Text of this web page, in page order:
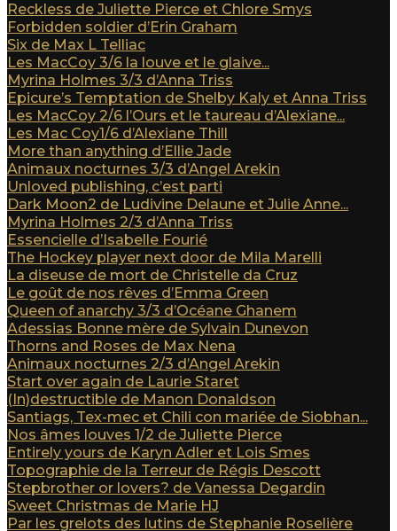
Reckless de Juliette Pierce et Chlore Smys
Forbidden soldier d’Erin Graham
Six de Max L Telliac
Les MacCoy 3/6 la louve et le glaive...
Myrina Holmes 3/3 d’Anna Triss
Epicure’s Temptation de Shelby Kaly et Anna Triss
Les MacCoy 2/6 l’Ours et le taureau d’Alexiane...
Les Mac Coy1/6 d’Alexiane Thill
More than anything d’Ellie Jade
Animaux nocturnes 3/3 d’Angel Arekin
Unloved publishing, c’est parti
Dark Moon2 de Ludivine Delaune et Julie Anne...
Myrina Holmes 2/3 d’Anna Triss
Essencielle d’Isabelle Fourié
The Hockey player next door de Mila Marelli
La diseuse de mort de Christelle da Cruz
Le goût de nos rêves d’Emma Green
Queen of anarchy 3/3 d’Océane Ghanem
Adessias Bonne mère de Sylvain Dunevon
Thorns and Roses de Max Nena
Animaux nocturnes 2/3 d’Angel Arekin
Start over again de Laurie Staret
(In)destructible de Manon Donaldson
Santiags, Tex-mec et Chili con mariée de Siobhan...
Nos âmes louves 1/2 de Juliette Pierce
Entirely yours de Karyn Adler et Lois Smes
Topographie de la Terreur de Régis Descott
Stepbrother or lovers? de Vanessa Degardin
Sweet Christmas de Marie HJ
Par les grelots des lutins de Stephanie Roselière